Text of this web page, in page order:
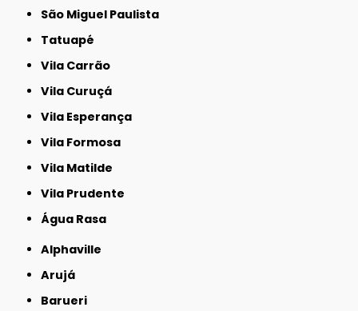
São Miguel Paulista
Tatuapé
Vila Carrão
Vila Curuçá
Vila Esperança
Vila Formosa
Vila Matilde
Vila Prudente
Água Rasa
Alphaville
Arujá
Barueri